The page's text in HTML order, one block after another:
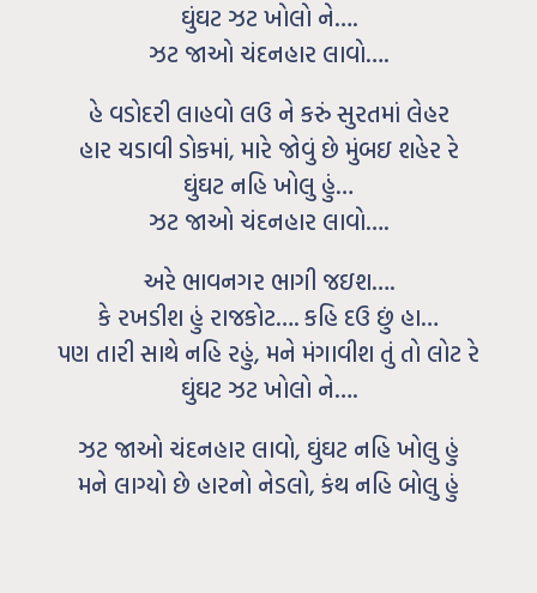
ઘુંઘટ ઝટ ખોલો ને….
ઝટ જાઓ ચંદનહાર લાવો….
હે વડોદરી લાહવો લઉ ને કરું સુરતમાં લેહર
હાર ચડાવી ડોકમાં, મારે જોવું છે મુંબઇ શહેર રે
ઘુંઘટ નહિ ખોલુ હું…
ઝટ જાઓ ચંદનહાર લાવો….
અરે ભાવનગર ભાગી જઇશ….
કે રખડીશ હું રાજકોટ…. કહિ દઉ છું હા…
પણ તારી સાથે નહિ રહું, મને મંગાવીશ તું તો લોટ રે
ઘુંઘટ ઝટ ખોલો ને….
ઝટ જાઓ ચંદનહાર લાવો, ઘુંઘટ નહિ ખોલુ હું
મને લાગ્યો છે હારનો નેડલો, કંથ નહિ બોલુ હું